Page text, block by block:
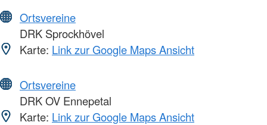
Ortsvereine
DRK Sprockhövel
Karte: Link zur Google Maps Ansicht
Ortsvereine
DRK OV Ennepetal
Karte: Link zur Google Maps Ansicht